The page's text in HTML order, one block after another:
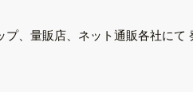
、量販店、ネット通販各社にて